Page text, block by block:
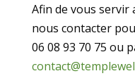
Afin de vous servir
nous contacter
06 08 93 70 75 ou